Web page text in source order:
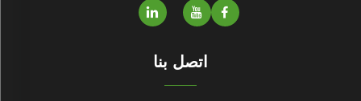
اتصل بنا